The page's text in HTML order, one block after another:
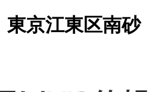
京江東区南砂